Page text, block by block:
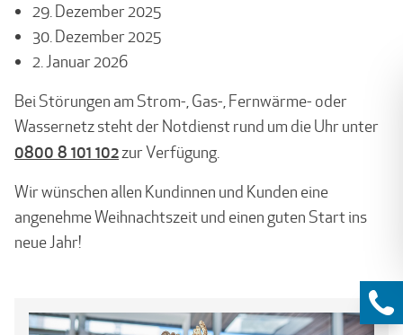
29. Dezember 2025
30. Dezember 2025
2. Januar 2026
Bei Störungen am Strom-, Gas-, Fernwärme- oder
Wassernetz steht der Notdienst rund um die Uhr unter
0800 8 101 102zur Verfügung.
Wir wünschen allen Kundinnen und Kunden eine
angenehme Weihnachtszeit und einen guten Start ins
neue Jahr!